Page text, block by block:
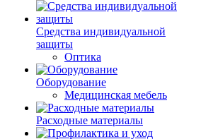
Средства индивидуальной
защиты
Оптика
Оборудование
Медицинская мебель
Расходные материалы